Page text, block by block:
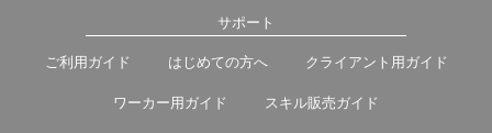
サポート
ご利用ガイド はじめての方へ クライアント用ガイド
ワーカー用ガイド スキル販売ガイド